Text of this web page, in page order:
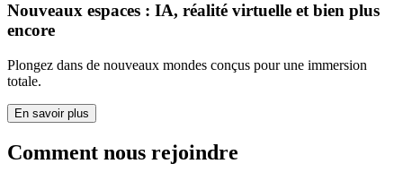
Nouveaux espaces : IA, réalité virtuelle et bien plus
encore
Plongez dans de nouveaux mondes conçus pour une immersion
totale.
En savoir plus
Comment nous rejoindre